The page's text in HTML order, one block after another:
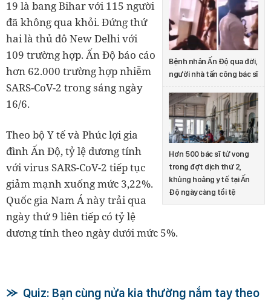
Bệnh nhân Ấn Độ qua đời,
người nhà tấn công bác sĩ
Hơn 500 bác sĩ tử vong
trong đợt dịch thứ 2,
khủng hoảng y tế tại Ấn
Độ ngày càng tồi tệ
19 là bang Bihar với 115 người
đã không qua khỏi. Đứng thứ
hai là thủ đô New Delhi với
109 trường hợp. Ấn Độ báo cáo
hơn 62.000 trường hợp nhiễm
SARS-CoV-2 trong sáng ngày
16/6.
Theo bộ Y tế và Phúc lợi gia
đình Ấn Độ, tỷ lệ dương tính
với virus SARS-CoV-2 tiếp tục
giảm mạnh xuống mức 3,22%.
Quốc gia Nam Á này trải qua
ngày thứ 9 liên tiếp có tỷ lệ
dương tính theo ngày dưới mức 5%.
Quiz: Bạn cùng nửa kia thường nắm tay theo